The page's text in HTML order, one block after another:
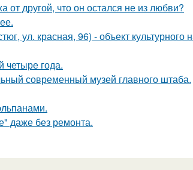
другой, что он остался не из любви?
ул. красная, 96) - объект культурного
четыре года.
современный музей главного штаба.
даже без ремонта.